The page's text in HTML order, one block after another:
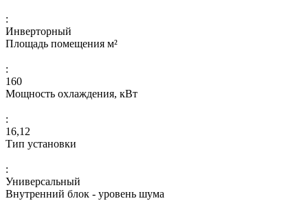
:
Инверторный
Площадь помещения м²
:
160
Мощность охлаждения, кВт
:
16,12
Тип установки
:
Универсальный
Внутренний блок - уровень шума